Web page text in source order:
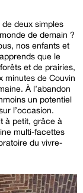
deux simples
de demain ?
nos enfants et
que le
et de prairies,
minutes de Couvin
À l’abandon
un potentiel
l’occasion.
à petit, grâce à
multi-facettes
du vivre-